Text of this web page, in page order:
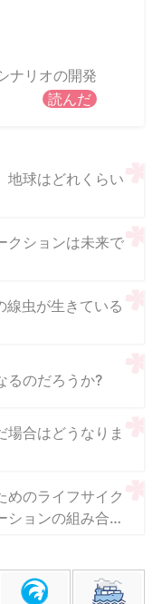
ナリオの開発
読んだ
地球はどれくらい
クションは未来で
虫が生きている
るのだろうか?
場合はどうなりま
めのライフサイク
ションの組み合わ